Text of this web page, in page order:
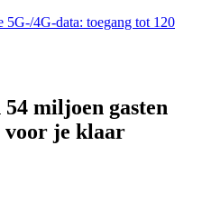
4G-data: toegang tot 120
miljoen gasten
voor je klaar